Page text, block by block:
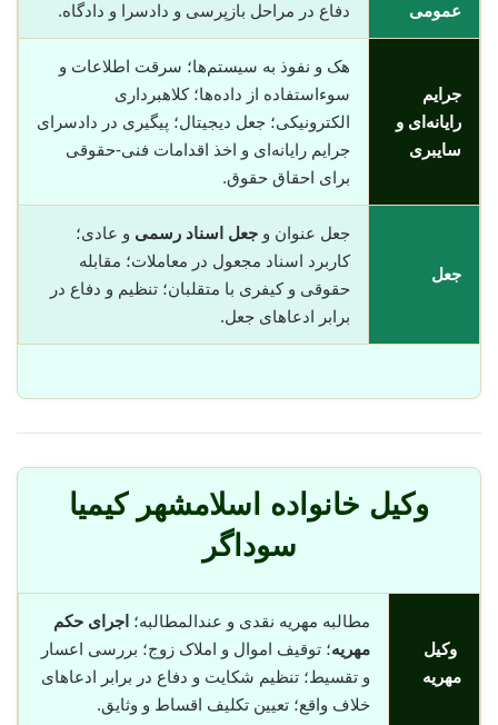
عمومی
دفاع در مراحل بازپرسی و دادسرا و دادگاه.
جرایم
رایانه‌ای و
سایبری
هک و نفوذ به سیستم‌ها؛ سرقت اطلاعات و
سوء‌استفاده از داده‌ها؛ کلاهبرداری
الکترونیکی؛ جعل دیجیتال؛ پیگیری در دادسرای
جرایم رایانه‌ای و اخذ اقدامات فنی-حقوقی
برای احقاق حقوق.
جعل
جعل عنوان و جعل اسناد رسمی و عادی؛
کاربرد اسناد مجعول در معاملات؛ مقابله
حقوقی و کیفری با متقلبان؛ تنظیم و دفاع در
برابر ادعاهای جعل.
وکیل خانواده اسلامشهر کیمیا
سوداگر
وکیل
مهریه
مطالبه مهریه نقدی و عندالمطالبه؛ اجرای حکم
مهریه؛ توقیف اموال و املاک زوج؛ بررسی اعسار
و تقسیط؛ تنظیم شکایت و دفاع در برابر ادعاهای
خلاف واقع؛ تعیین تکلیف اقساط و وثایق.